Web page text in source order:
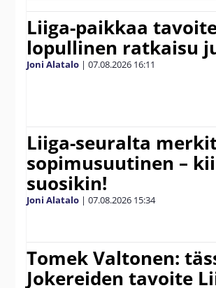
Liiga-paikkaa
lopullinen ratkaisu
Joni Alatalo | 07.08.2026 16:11
Liiga-seuralta
sopimusuutinen –
suosikin!
Joni Alatalo | 07.08.2026 15:34
Tomek Valtonen:
Jokereiden tavoite